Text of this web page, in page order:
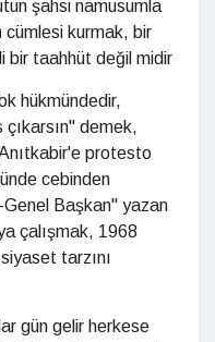
şahsi namusumla
cümlesi kurmak, bir
bir taahhüt değil midir
hükmündedir,
çıkarsın" demek,
protesto
cebinden
Genel Başkan" yazan
çalışmak, 1968
tarzını
gün gelir herkese